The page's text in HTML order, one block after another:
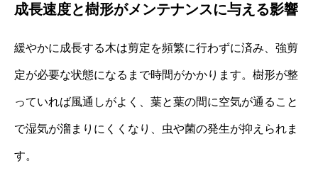
成長速度と樹形がメンテナンスに与える影響
緩やかに成長する木は剪定を頻繁に行わずに済み、強剪
定が必要な状態になるまで時間がかかります。樹形が整
っていれば風通しがよく、葉と葉の間に空気が通ること
で湿気が溜まりにくくなり、虫や菌の発生が抑えられま
す。